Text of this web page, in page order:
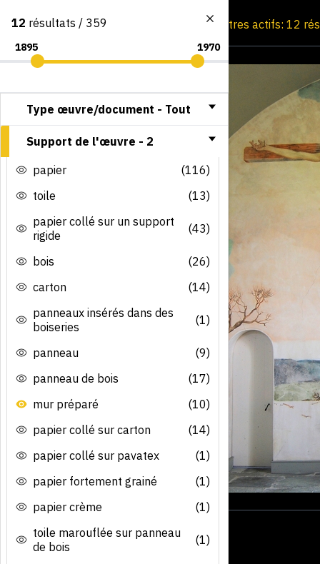
Consultation par image Filtres actifs: 12
12 résultats / 359
Type œuvre/document - Tout
Support de l'œuvre - 2
papier
(116)
toile
(13)
papier collé sur un support
rigide
(43)
bois
(26)
carton
(14)
panneaux insérés dans des
boiseries
(1)
panneau
(9)
panneau de bois
(17)
mur préparé
(10)
papier collé sur carton
(14)
papier collé sur pavatex
(1)
papier fortement grainé
(1)
papier crème
(1)
toile marouflée sur panneau
de bois
(1)